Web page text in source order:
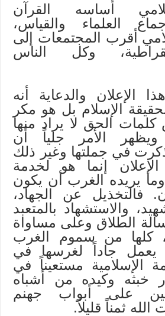
أساسه القرآن
العلماء والقياس،
أقرب المجتمعات إلى
وكل الناس
الإعلان والدعاية أنه
الإسلام بل هو مكر
الحق لا يراد منها
ويظهر الأمر جلياً أن
ذكرت في جملتها وغير ذلك
إنما هو لخدمة
يريده الغرب أن يكون
فالتخذيل عن الجهاد،
والاستشهاد بالمتعبد
الطلاق وعلى مساواة
كلها من سموم الغرب
يعمل جاداً لغرسها في
الإسلامية مستعيناً في
خبثه وكيده من أشباه
على أبواب جهنم
ثمناً قليلاً.